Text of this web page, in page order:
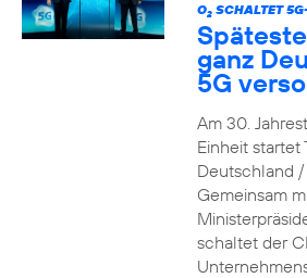
O2SCHALTET
ganz
5G
Am 30.
Einheit startet
Deutschland /
Gemeinsam
schaltet der